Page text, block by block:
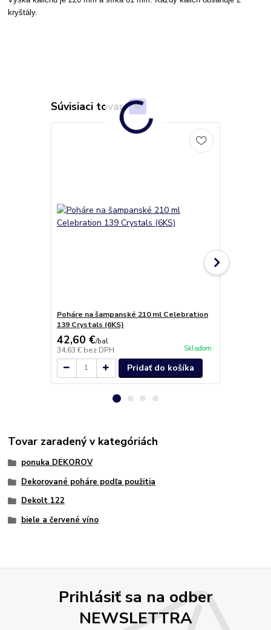
kryštály.
Súvisiaci tovar 4
Poháre na šampanské 210 ml Celebration
139 Crystals (6KS)
42,60 €/bal
34,63 € bez DPH Skladom
Pridať do košíka
Tovar zaradený v kategóriách
ponuka DEKOROV
Dekorované poháre podľa použitia
Dekolt 122
biele a červené víno
Prihlásiť sa na odber
NEWSLETTRA